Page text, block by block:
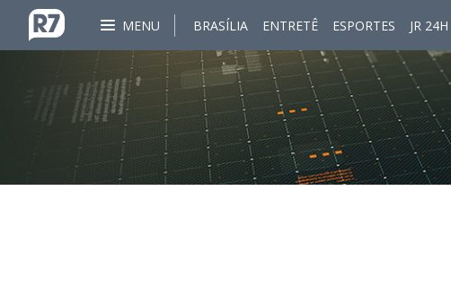
MENU BRASÍLIA ENTRETÊ ESPORTES JR 24H